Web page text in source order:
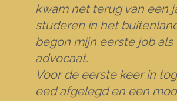
kwam net terug van een
studeren in het
begon mijn eerste job als
advocaat.
Voor de eerste keer in
eed afgelegd en een